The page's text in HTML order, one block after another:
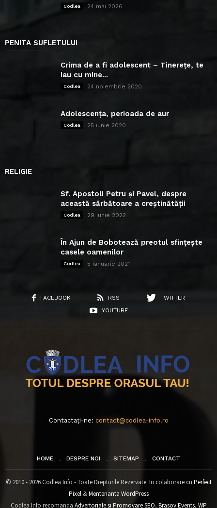
Codlea 24 mai 2026
PENITA SUFLETULUI
Crima de a fi adolescent – Tinerețe, te
iau cu mine...
Codlea 24 noiembrie 2020
Adolescența, perioada de aur
Codlea 25 iunie 2020
RELIGIE
Sf. Apostoli Petru și Pavel, despre
această sărbătoare a creștinătății
Codlea 29 iunie 2022
În Ajun de Bobotează preotul sfințește
casele oamenilor
Codlea 5 ianuarie 2021
FACEBOOK RSS
TWITTER
YOUTUBE
Contactați-ne: contact@codlea-info.ro
HOME DESPRE NOI SITEMAP CONTACT
© 2010 - 2026 Codlea Info - Toate Drepturile Rezervate. In colaborare cu Perfect
Pixel&Mentenanta WordPress
Codlea Info recomanda Advertoriale si Promovare SEO, Brasov Events, WP